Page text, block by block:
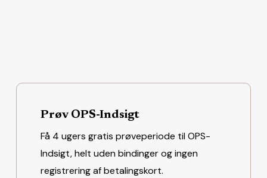
Prøv OPS-Indsigt
Få 4 ugers gratis prøveperiode til OPS-
Indsigt, helt uden bindinger og ingen
registrering af betalingskort.